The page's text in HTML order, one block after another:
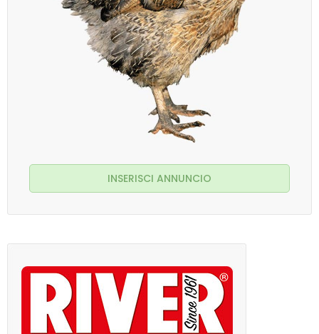
INSERISCI ANNUNCIO